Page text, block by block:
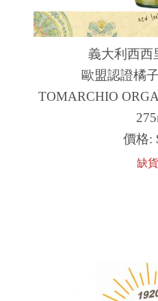
義大利西西
歐盟認證橘
TOMARCHIO
價格:
缺